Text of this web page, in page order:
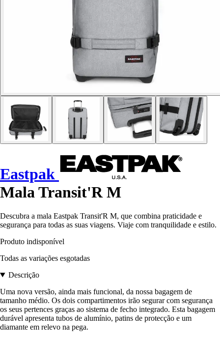
Eastpak
Mala Transit'R M
Descubra a mala Eastpak Transit'R M, que combina praticidade e
segurança para todas as suas viagens. Viaje com tranquilidade e estilo.
Produto indisponível
Todas as variações esgotadas
Descrição
Uma nova versão, ainda mais funcional, da nossa bagagem de
tamanho médio. Os dois compartimentos irão segurar com segurança
os seus pertences graças ao sistema de fecho integrado. Esta bagagem
durável apresenta tubos de alumínio, patins de protecção e um
diamante em relevo na pega.